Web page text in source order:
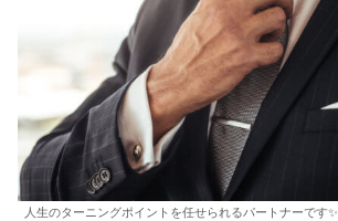
人生のターニングポイントを任せられるパートナーです✨